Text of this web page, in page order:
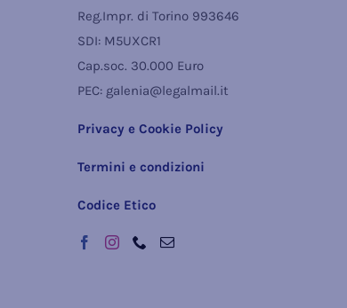
Reg.Impr. di Torino 993646
SDI: M5UXCR1
Cap.soc. 30.000 Euro
PEC: galenia@legalmail.it
Privacy e Cookie Policy
Termini e condizioni
Codice Etico